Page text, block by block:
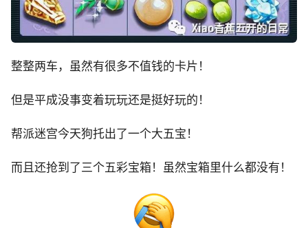
整整两车，虽然有很多不值钱的卡片！
但是平成没事变着玩玩还是挺好玩的！
帮派迷宫今天狗托出了一个大五宝！
而且还抢到了三个五彩宝箱！虽然宝箱里什么都没有！